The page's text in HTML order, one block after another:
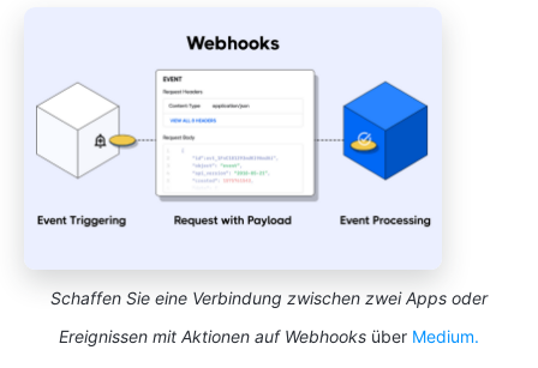
Schaffen Sie eine Verbindung zwischen zwei Apps oder
Ereignissen mit Aktionen auf Webhooks über Medium.